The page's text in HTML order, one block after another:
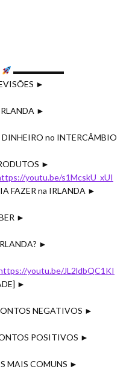
▬▬▬▬▬▬
►
►
no INTERCÂMBIO
►
youtu.be/s1McskU_xUI
FAZER na IRLANDA ►
►
►
youtu.be/JL2ldbQC1KI
►
NEGATIVOS ►
POSITIVOS ►
MAIS COMUNS ►